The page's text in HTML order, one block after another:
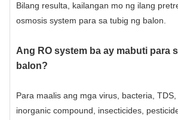
Bilang resulta, kailangan mo ng ilang
osmosis system para sa tubig ng balon.
Ang RO system ba ay mabuti para
balon?
Para maalis ang mga virus, bacteria, TDS,
inorganic compound, insecticides,